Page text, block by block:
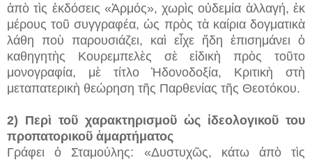
ἀπὸ τὶς ἐκδόσεις «Ἁρμός», χωρὶς οὐδεμία ἀλλαγή, ἐκ
μέρους τοῦ συγγραφέα, ὡς πρὸς τὰ καίρια δογματικὰ
λάθη ποὺ παρουσιάζει, καὶ εἶχε ἤδη ἐπισημάνει ὁ
καθηγητὴς Κουρεμπελὲς σὲ εἰδικὴ πρὸς τοῦτο
μονογραφία, μὲ τίτλο Ἠδονοδοξία, Κριτικὴ στὴ
μεταπατερικὴ θεώρηση τῆς Παρθενίας τῆς Θεοτόκου.
2) Περὶ τοῦ χαρακτηρισμοῦ ὡς ἰδεολογικοῦ του
προπατορικοῦ ἁμαρτήματος
Γράφει ὁ Σταμούλης: «Δυστυχῶς, κάτω ἀπὸ τὶς